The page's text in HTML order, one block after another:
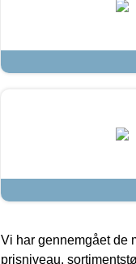
Vi har gennemgået de
prisniveau,